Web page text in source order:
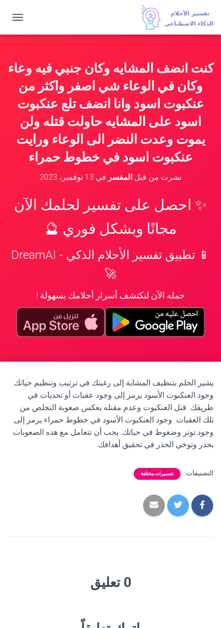
ب
ل
ا
كنت انضف المشايه وكان جنبي فيه وعاء
وكان في الوعاء شي اصفر واكثر من
عنكبوت اسود وانا انضف تلع عنكبوت
اسود على المشايه حاولت قتله ولن
يموت وعدت النضر الى الوعاء ورايت
عنكبوت اسود في خطوط حمراء
نشرت من قبل المفسر في 13 نوفمبر، 2023
✨ احصل على تفسير لحلمك الآن
مجانًا وبشكل فوري 🔮
📱 تطبيق تفسير الأحلام الذكي - DreamAI
🚀
حمله الآن لتكتشف أسرار أحلامك بسهولة !
يشير الحلم بتنظيف المشاية إلى رغبتك في ترتيب وتنظيم حياتك.
وجود العنكبوت الأسود يرمز إلى وجود عقبات أو تحديات في
طريقك. قتل العنكبوت وعدم مقتله يعكس صعوبة التخلص من
تلك العقبات. وجود العنكبوت الأسود في خطوط حمراء يرمز إلى
وجود توتر وضغوط في حياتك. يجب أن تتعامل مع هذه الصعوبات
بحذر وتوخي الحذر في تحقيق أهدافك.
التصنيفات: تفسيرات مختلفة
0 تعليق